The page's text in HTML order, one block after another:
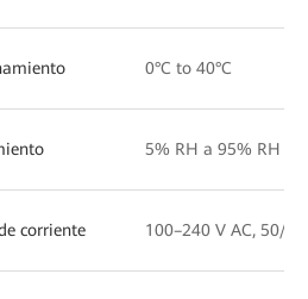
0°C to 40°C
5% RH a 95% RH
corriente 100–240 V AC, 50/